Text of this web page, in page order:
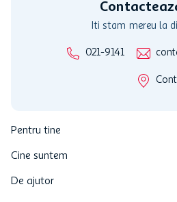
Iti stam mereu la
021-9141
Pentru tine
Cine suntem
De ajutor